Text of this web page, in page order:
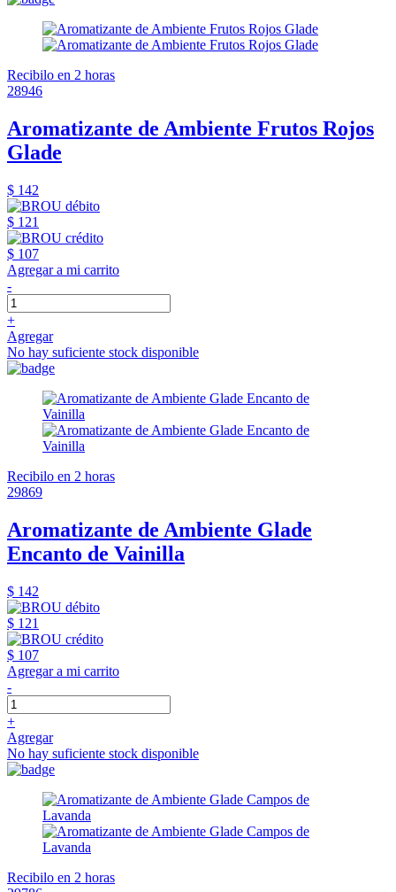
Recibilo en 2 horas
28946
Aromatizante de Ambiente Frutos Rojos
Glade
$ 142
$ 121
$ 107
Agregar a mi carrito
-
+
Agregar
No hay suficiente stock disponible
Recibilo en 2 horas
29869
Aromatizante de Ambiente Glade
Encanto de Vainilla
$ 142
$ 121
$ 107
Agregar a mi carrito
-
+
Agregar
No hay suficiente stock disponible
Recibilo en 2 horas